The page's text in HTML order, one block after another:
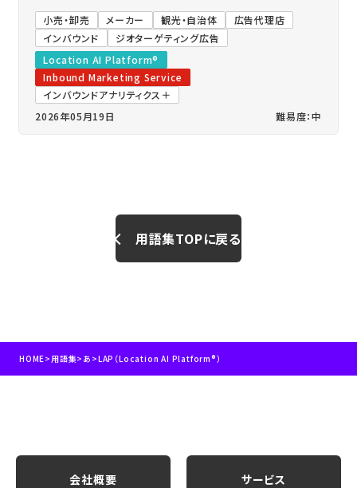
小売・卸売 メーカー 観光・自治体
広告代理店
インバウンド
ジオターゲティング広告
Location AI Platform®
Inbound Marketing Service
インバウンドアナリティクス＋
2026年05月19日
難易度：中
用語集TOPに戻る
HOME>用語集> あ >LAP（Location AI Platform®）
会社概要 サービス